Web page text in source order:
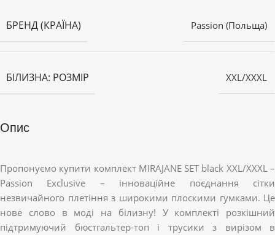
БРЕНД (КРАЇНА) Passion (Польща)
БІЛИЗНА: РОЗМІР XXL/XXXL
Опис
Пропонуємо купити комплект MIRAJANE SET black XXL/XXXL –
Passion Exclusive – інноваційне поєднання сітки
незвичайного плетіння з широкими плоскими гумками. Це
нове слово в моді на білизну! У комплекті розкішний
підтримуючий бюстгальтер-топ і трусики з вирізом в